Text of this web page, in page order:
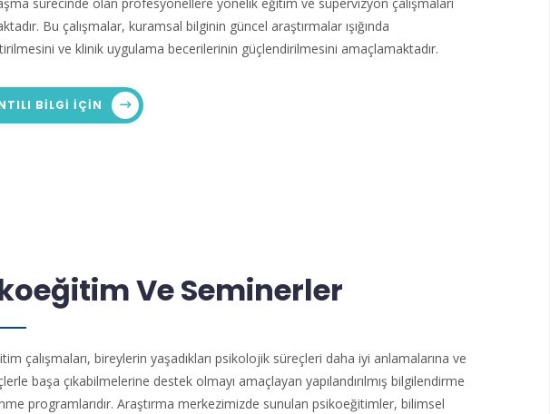
Bu çalışmalar, kuramsal bilginin güncel araştırmalar ışığında
ve klinik uygulama becerilerinin güçlendirilmesini amaçlamaktadır.
BILGI IÇIN
Ve Seminerler
çalışmaları, bireylerin yaşadıkları psikolojik süreçleri daha iyi anlamalarına ve
başa çıkabilmelerine destek olmayı amaçlayan yapılandırılmış bilgilendirme
programlarıdır. Araştırma merkezimizde sunulan psikoeğitimler, bilimsel